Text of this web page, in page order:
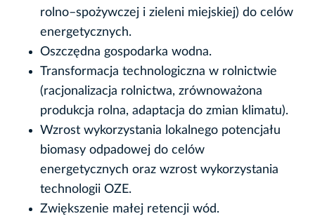
rolno–spożywczej i zieleni miejskiej) do celów
energetycznych.
Oszczędna gospodarka wodna.
Transformacja technologiczna w rolnictwie
(racjonalizacja rolnictwa, zrównoważona
produkcja rolna, adaptacja do zmian klimatu).
Wzrost wykorzystania lokalnego potencjału
biomasy odpadowej do celów
energetycznych oraz wzrost wykorzystania
technologii OZE.
Zwiększenie małej retencji wód.